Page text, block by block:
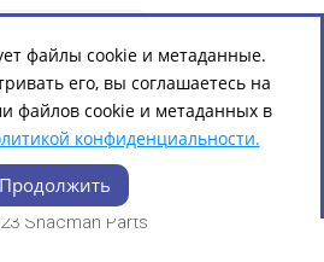
Shacman Parts
файлы cookie и метаданные.
его, вы соглашаетесь на
файлов cookie и метаданных в
конфиденциальности.
Продолжить